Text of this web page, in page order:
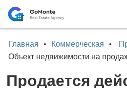
Главная Коммерческая
Объект недвижимости на
Продается